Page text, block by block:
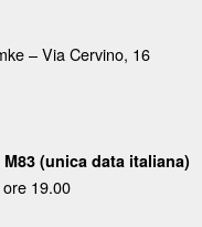
– Via Cervino, 16
M83 (unica data italiana)
19.00